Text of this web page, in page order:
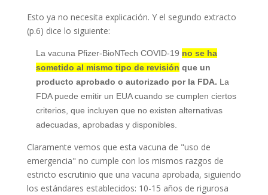
Esto ya no necesita explicación. Y el segundo extracto
(p.6) dice lo siguiente:
La vacuna Pfizer-BioNTech COVID-19 no se ha
sometido al mismo tipo de revisión que un
producto aprobado o autorizado por la FDA. La
FDA puede emitir un EUA cuando se cumplen ciertos
criterios, que incluyen que no existen alternativas
adecuadas, aprobadas y disponibles.
Claramente vemos que esta vacuna de "uso de
emergencia" no cumple con los mismos razgos de
estricto escrutinio que una vacuna aprobada, siguiendo
los estándares establecidos: 10-15 años de rigurosa